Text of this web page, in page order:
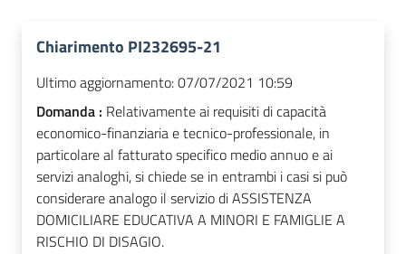
Chiarimento PI232695-21
Ultimo aggiornamento:07/07/2021 10:59
Domanda : Relativamente ai requisiti di capacità
economico-finanziaria e tecnico-professionale, in
particolare al fatturato specifico medio annuo e ai
servizi analoghi, si chiede se in entrambi i casi si può
considerare analogo il servizio di ASSISTENZA
DOMICILIARE EDUCATIVA A MINORI E FAMIGLIE A
RISCHIO DI DISAGIO.